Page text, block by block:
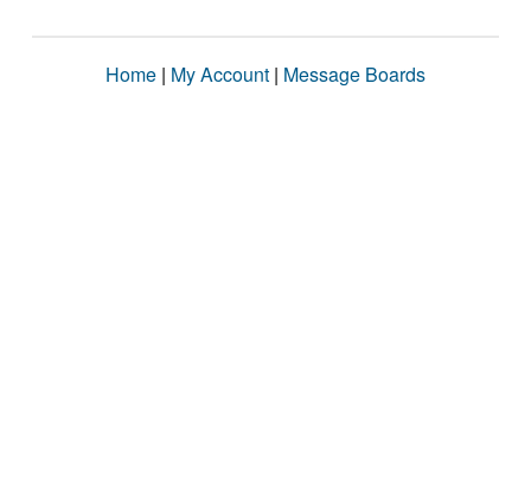
Home | My Account | Message Boards